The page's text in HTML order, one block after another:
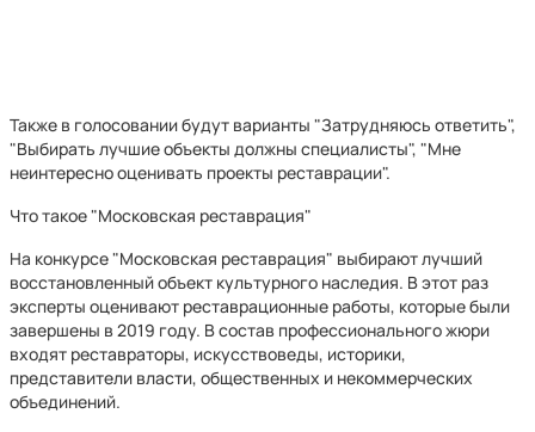
Также в голосовании будут варианты "Затрудняюсь ответить",
"Выбирать лучшие объекты должны специалисты", "Мне
неинтересно оценивать проекты реставрации".
Что такое "Московская реставрация"
На конкурсе "Московская реставрация" выбирают лучший
восстановленный объект культурного наследия. В этот раз
эксперты оценивают реставрационные работы, которые были
завершены в 2019 году. В состав профессионального жюри
входят реставраторы, искусствоведы, историки,
представители власти, общественных и некоммерческих
объединений.